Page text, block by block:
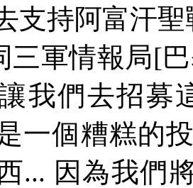
支持阿富汗
三軍情報局[
我們去招募
一個糟糕的
... 因為我們